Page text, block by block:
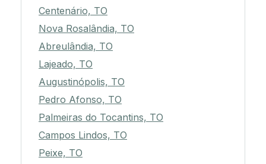
Centenário, TO
Nova Rosalândia, TO
Abreulândia, TO
Lajeado, TO
Augustinópolis, TO
Pedro Afonso, TO
Palmeiras do Tocantins, TO
Campos Lindos, TO
Peixe, TO